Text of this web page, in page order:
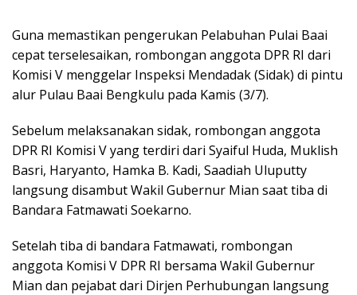
Guna memastikan pengerukan Pelabuhan Pulai Baai
cepat terselesaikan, rombongan anggota DPR RI dari
Komisi V menggelar Inspeksi Mendadak (Sidak) di pintu
alur Pulau Baai Bengkulu pada Kamis (3/7).
Sebelum melaksanakan sidak, rombongan anggota
DPR RI Komisi V yang terdiri dari Syaiful Huda, Muklish
Basri, Haryanto, Hamka B. Kadi, Saadiah Uluputty
langsung disambut Wakil Gubernur Mian saat tiba di
Bandara Fatmawati Soekarno.
Setelah tiba di bandara Fatmawati, rombongan
anggota Komisi V DPR RI bersama Wakil Gubernur
Mian dan pejabat dari Dirjen Perhubungan langsung